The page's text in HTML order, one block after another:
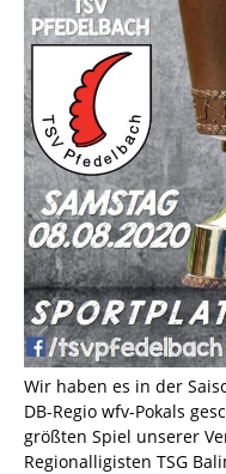
Wir haben es in der
DB-Regio wfv-Pokals
größten Spiel unserer
Regionalligisten TSG